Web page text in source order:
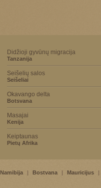
Didžioji gyvūnų migracija
Tanzanija
Seišelių salos
Seišeliai
Okavango delta
Botsvana
Masajai
Kenija
Keiptaunas
Pietų Afrika
Namibija | Bostvana | Mauricijus
|